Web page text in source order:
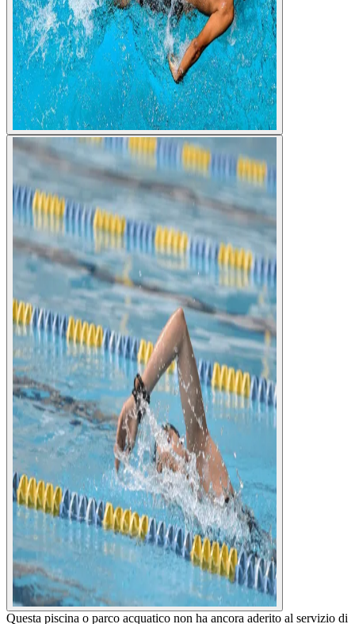
Questa piscina o parco acquatico non ha ancora aderito al servizio di